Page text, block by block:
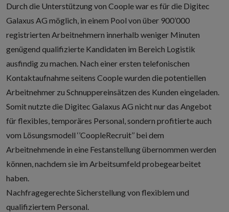
Durch die Unterstützung von Coople war es für die Digitec
Galaxus AG möglich, in einem Pool von über 900’000
registrierten Arbeitnehmern innerhalb weniger Minuten
genügend qualifizierte Kandidaten im Bereich Logistik
ausfindig zu machen. Nach einer ersten telefonischen
Kontaktaufnahme seitens Coople wurden die potentiellen
Arbeitnehmer zu Schnuppereinsätzen des Kunden eingeladen.
Somit nutzte die Digitec Galaxus AG nicht nur das Angebot
für flexibles, temporäres Personal, sondern profitierte auch
vom Lösungsmodell ‘’CoopleRecruit’’ bei dem
Arbeitnehmende in eine Festanstellung übernommen werden
können, nachdem sie im Arbeitsumfeld probegearbeitet
haben.
Nachfragegerechte Sicherstellung von flexiblem und
qualifiziertem Personal.